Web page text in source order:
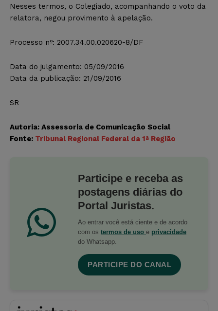
Nesses termos, o Colegiado, acompanhando o voto da
relatora, negou provimento à apelação.
Processo nº: 2007.34.00.020620-8/DF
Data do julgamento: 05/09/2016
Data da publicação: 21/09/2016
SR
Autoria: Assessoria de Comunicação Social
Fonte: Tribunal Regional Federal da 1ª Região
Participe e receba as
postagens diárias do
Portal Juristas.
Ao entrar você está ciente e de acordo
com os termos de uso e privacidade
do Whatsapp.
PARTICIPE DO CANAL